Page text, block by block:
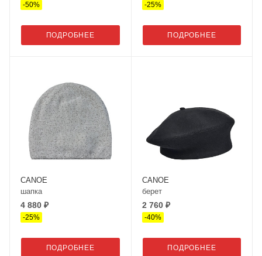
-50%
ПОДРОБНЕЕ
-25%
ПОДРОБНЕЕ
CANOE
шапка
4 880 ₽
-25%
ПОДРОБНЕЕ
CANOE
берет
2 760 ₽
-40%
ПОДРОБНЕЕ